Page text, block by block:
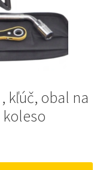
kľúč, obal na